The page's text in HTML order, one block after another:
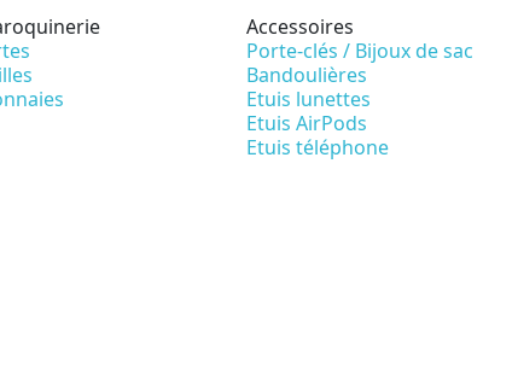
Accessoires
Porte-clés / Bijoux de sac
Bandoulières
Etuis lunettes
Etuis AirPods
Etuis téléphone